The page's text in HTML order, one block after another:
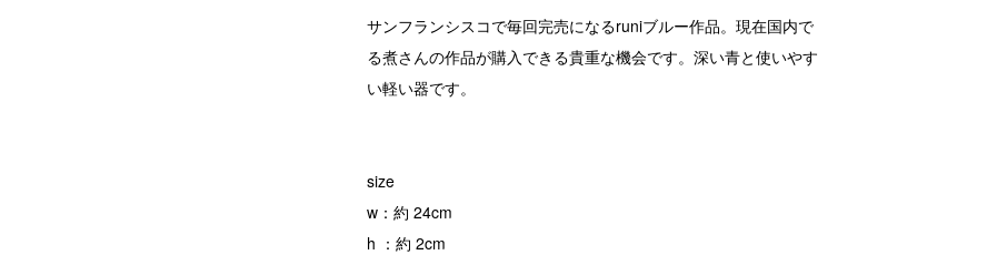
サンフランシスコで毎回完売になるruniブルー作品。現在国内で
る煮さんの作品が購入できる貴重な機会です。深い青と使いやす
い軽い器です。
size
w：約 24cm
h ：約 2cm